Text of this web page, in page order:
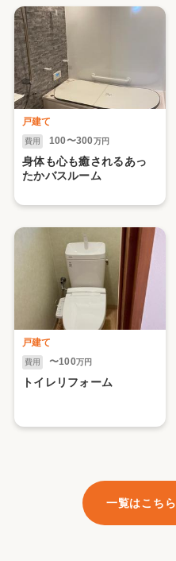
戸建て
費用 100〜300万円
身体も心も癒されるあっ
たかバスルーム
戸建て
費用 〜100万円
トイレリフォーム
一覧はこちら